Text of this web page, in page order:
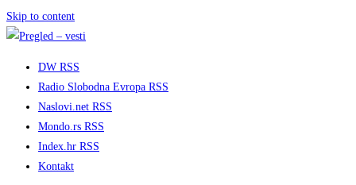
Skip to content
DW RSS
Radio Slobodna Evropa RSS
Naslovi.net RSS
Mondo.rs RSS
Index.hr RSS
Kontakt